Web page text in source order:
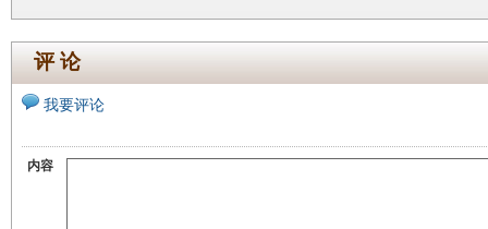
评 论
我要评论
内容